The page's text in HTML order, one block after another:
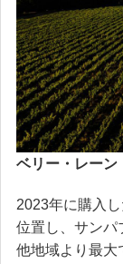
ベリー・レーン
2023年に購入
位置し、サンパ
他地域より最